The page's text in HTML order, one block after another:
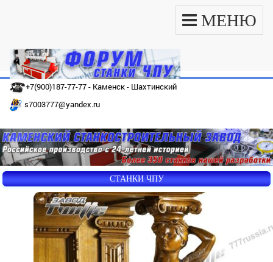
МЕНЮ
+7(900)187-77-77 - Каменск - Шахтинский
s7003777@yandex.ru
СТАНКИ ЧПУ